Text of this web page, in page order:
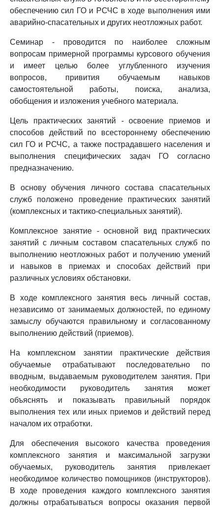
обеспечению сил ГО и РСЧС в ходе выполнения ими
аварийно-спасательных и других неотложных работ.
Семинар - проводится по наиболее сложным
вопросам примерной программы курсового обучения
и имеет целью более углубленного изучения
вопросов, привития обучаемым навыков
самостоятельной работы, поиска, анализа,
обобщения и изложения учебного материала.
Цель практических занятий - освоение приемов и
способов действий по всестороннему обеспечению
сил ГО и РСЧС, а также пострадавшего населения и
выполнения специфических задач ГО согласно
предназначению.
В основу обучения личного состава спасательных
служб положено проведение практических занятий
(комплексных и тактико-специальных занятий).
Комплексное занятие - основной вид практических
занятий с личным составом спасательных служб по
выполнению неотложных работ и получению умений
и навыков в приемах и способах действий при
различных условиях обстановки.
В ходе комплексного занятия весь личный состав,
независимо от занимаемых должностей, по единому
замыслу обучаются правильному и согласованному
выполнению действий (приемов).
На комплексном занятии практические действия
обучаемые отрабатывают последовательно по
вводным, выдаваемым руководителем занятия. При
необходимости руководитель занятия может
объяснять и показывать правильный порядок
выполнения тех или иных приемов и действий перед
началом их отработки.
Для обеспечения высокого качества проведения
комплексного занятия и максимальной загрузки
обучаемых, руководитель занятия привлекает
необходимое количество помощников (инструкторов).
В ходе проведения каждого комплексного занятия
должны отрабатываться вопросы оказания первой